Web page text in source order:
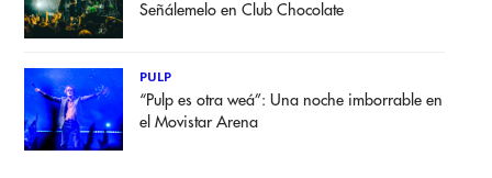
Señálemelo en Club Chocolate
PULP
“Pulp es otra weá”: Una noche imborrable en
el Movistar Arena